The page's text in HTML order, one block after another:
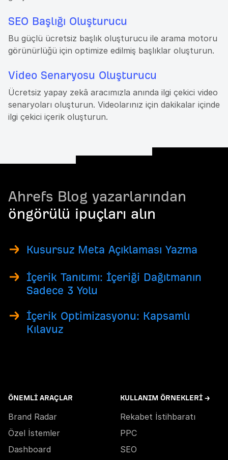
SEO Başlığı Oluşturucu
Bu güçlü ücretsiz başlık oluşturucu ile arama motoru
görünürlüğü için optimize edilmiş başlıklar oluşturun.
Video Senaryosu Oluşturucu
Ücretsiz yapay zekâ aracımızla anında ilgi çekici video
senaryoları oluşturun. Videolarınız için dakikalar içinde
ilgi çekici içerik oluşturun.
Ahrefs Blog yazarlarından
öngörülü ipuçları alın
Kusursuz Meta Açıklaması Yazma
İçerik Tanıtımı: İçeriği Dağıtmanın
Sadece 3 Yolu
İçerik Optimizasyonu: Kapsamlı
Kılavuz
ÖNEMLI ARAÇLAR
Brand Radar
Özel İstemler
Dashboard
KULLANIM ÖRNEKLERI →
Rekabet İstihbaratı
PPC
SEO